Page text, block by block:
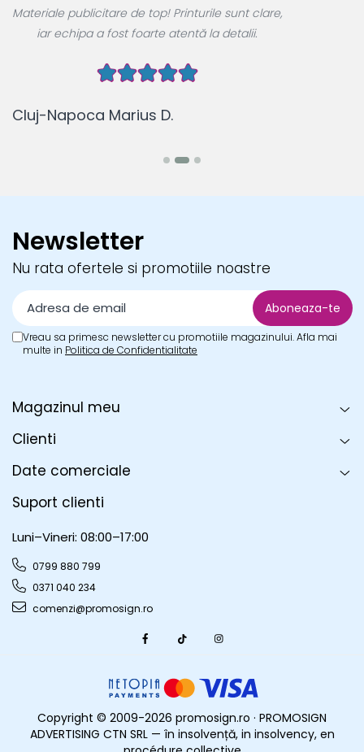
D.
de top! Printurile sunt clare,
foarte atentă la detalii.
Am primit
Newsletter
Nu rata ofertele si promotiile noastre
Vreau sa primesc newsletter cu promotiile magazinului. Afla mai
multe in Politica de Confidentialitate
Magazinul meu
Clienti
Date comerciale
Suport clienti
Luni–Vineri: 08:00–17:00
0799 880 799
0371 040 234
comenzi@promosign.ro
Copyright © 2009-2026 promosign.ro · PROMOSIGN
ADVERTISING CTN SRL — în insolvență, in insolvency, en